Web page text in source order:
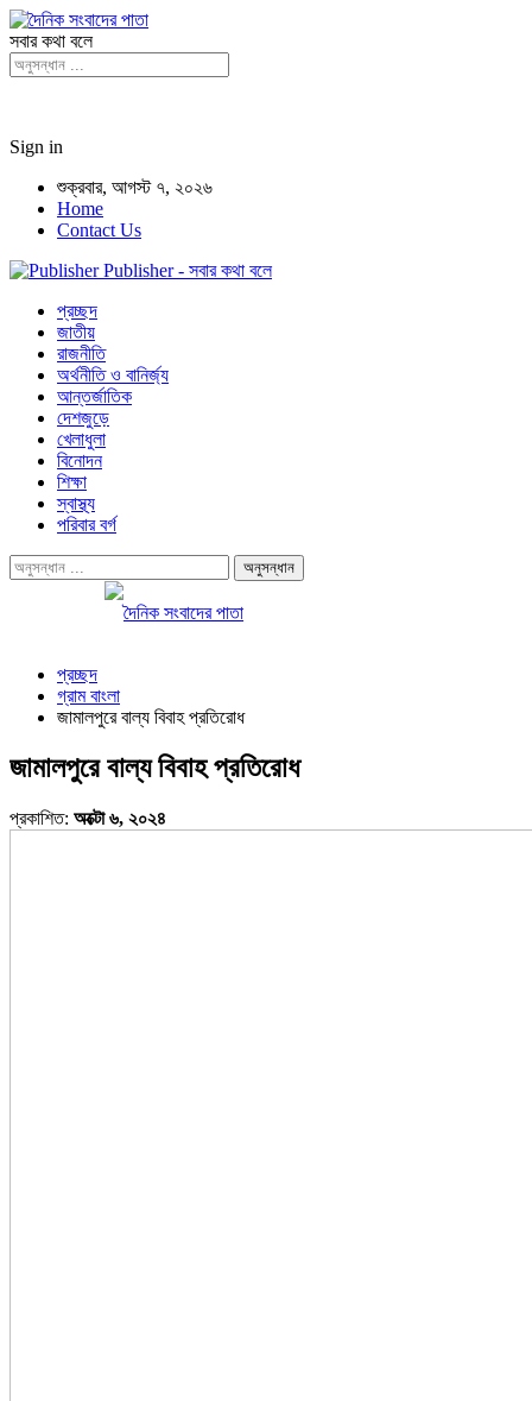
সবার কথা বলে
Sign in
শুক্রবার, আগস্ট ৭, ২০২৬
Home
Contact Us
Publisher - সবার কথা বলে
প্রচ্ছদ
জাতীয়
রাজনীতি
অর্থনীতি ও বানির্জ্য
আন্তর্জাতিক
দেশজুড়ে
খেলাধুলা
বিনোদন
শিক্ষা
স্বাস্থ্য
পরিবার বর্গ
প্রচ্ছদ
গ্রাম বাংলা
জামালপুরে বাল্য বিবাহ প্রতিরোধ
জামালপুরে বাল্য বিবাহ প্রতিরোধ
প্রকাশিত: অক্টো ৬, ২০২৪